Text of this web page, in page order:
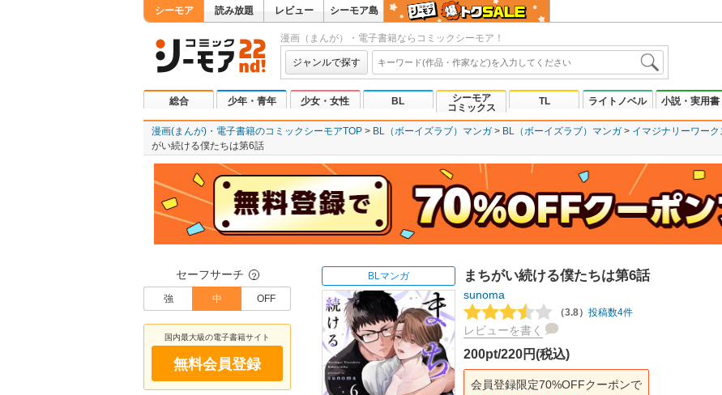
シーモア 読み放題 レビュー シーモア島
漫画（まんが）・電子書籍ならコミックシーモア！
ジャンルで探す
総合 少年・青年 少女・女性 BL
シーモア
コミックス
TL ライトノベル 小説・実用書
漫画(まんが)・電子書籍のコミックシーモアTOP BL（ボーイズラブ）マンガ BL（ボーイズラブ）マンガ イマジナリーワーク
がい続ける僕たちは第6話
セーフサーチ ？
強 中 OFF
国内最大級の電子書籍サイト
無料会員登録
BLマンガ まちがい続ける僕たちは第6話
sunoma
（3.8） 投稿数4件
レビューを書く
200pt/220円(税込)
会員登録限定70%OFFクーポンで